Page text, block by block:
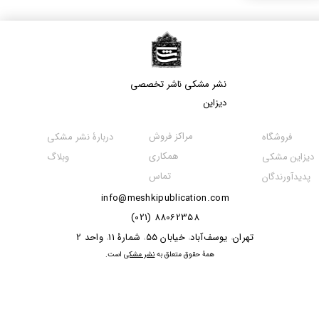
نشر مشکی​​​​​​​ ناشر تخصصی
دیزاین
info@meshkipublication.com
88062358 (021)
​​​​​​تهران، یوسف‌آباد، خیابان 55 ، شمارۀ 11 ،واحد 2
مراکز فروش
همکاری
تماس
فروشگاه
دیزاین مشکی
پدیدآورندگان
دربارۀ نشر مشکی
وبلاگ
​همۀ حقوق متعلق بهنشر مشکیاست.